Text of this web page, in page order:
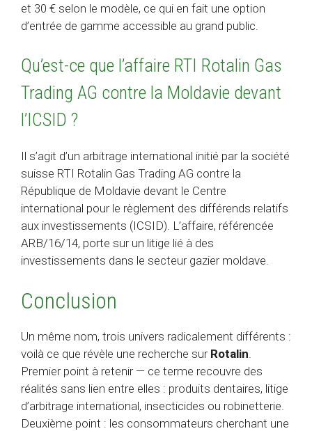
et 30 € selon le modèle, ce qui en fait une option
d’entrée de gamme accessible au grand public.
Qu’est-ce que l’affaire RTI Rotalin Gas
Trading AG contre la Moldavie devant
l’ICSID ?
Il s’agit d’un arbitrage international initié par la société
suisse RTI Rotalin Gas Trading AG contre la
République de Moldavie devant le Centre
international pour le règlement des différends relatifs
aux investissements (ICSID). L’affaire, référencée
ARB/16/14, porte sur un litige lié à des
investissements dans le secteur gazier moldave.
Conclusion
Un même nom, trois univers radicalement différents :
voilà ce que révèle une recherche sur Rotalin
Premier point à retenir — ce terme recouvre des
réalités sans lien entre elles : produits dentaires, litige
d’arbitrage international, insecticides ou robinetterie.
Deuxième point : les consommateurs cherchant une